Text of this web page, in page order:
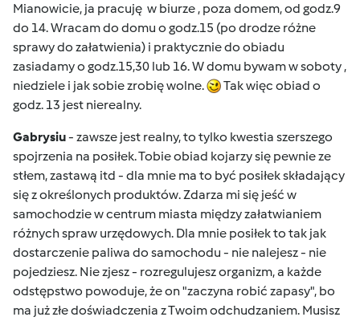
Mianowicie, ja pracuję w biurze , poza domem, od godz.9
do 14. Wracam do domu o godz.15 (po drodze różne
sprawy do załatwienia) i praktycznie do obiadu
zasiadamy o godz.15,30 lub 16. W domu bywam w soboty ,
niedziele i jak sobie zrobię wolne.
Tak więc obiad o
godz. 13 jest nierealny.
Gabrysiu- zawsze jest realny, to tylko kwestia szerszego
spojrzenia na posiłek. Tobie obiad kojarzy się pewnie ze
stłem, zastawą itd - dla mnie ma to być posiłek składający
się z określonych produktów. Zdarza mi się jeść w
samochodzie w centrum miasta między załatwianiem
różnych spraw urzędowych. Dla mnie posiłek to tak jak
dostarczenie paliwa do samochodu - nie nalejesz - nie
pojedziesz. Nie zjesz - rozregulujesz organizm, a każde
odstępstwo powoduje, że on "zaczyna robić zapasy", bo
ma już złe doświadczenia z Twoim odchudzaniem. Musisz